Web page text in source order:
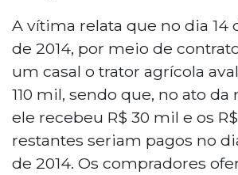
A vítima relata que no dia 14
de 2014, por meio de
um casal o trator agrícola
110 mil, sendo que, no ato da
ele recebeu R$ 30 mil e os
restantes seriam pagos no
de 2014. Os compradores